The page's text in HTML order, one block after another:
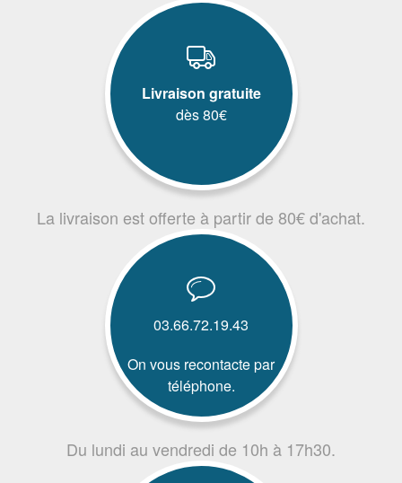
Livraison gratuite
dès 80€
La livraison est offerte à partir de 80€ d'achat.
03.66.72.19.43
On vous recontacte par
téléphone.
Du lundi au vendredi de 10h à 17h30.